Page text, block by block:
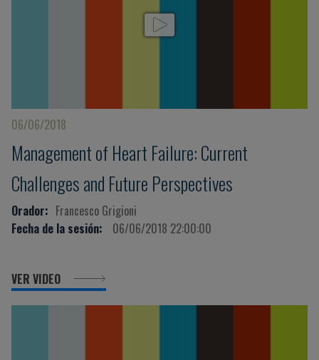
06/06/2018
Management of Heart Failure: Current
Challenges and Future Perspectives
Orador: Francesco Grigioni
Fecha de la sesión:
06/06/2018 22:00:00
VER VIDEO